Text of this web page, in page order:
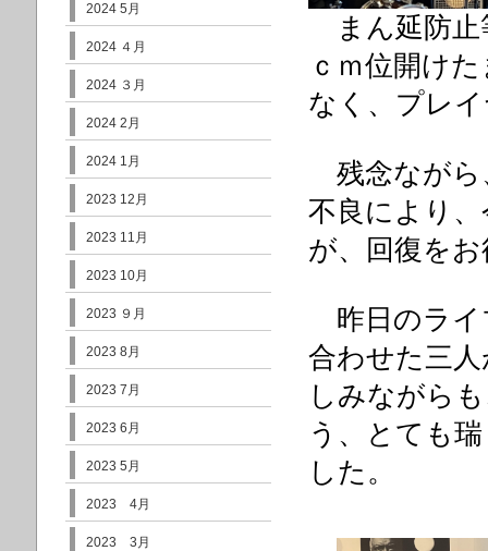
まん延防止
ｃｍ位開け
なく、プレ
残念ながら
不良により
が、回復を
昨日のライ
合わせた三
しみながら
う、
とても
した。
2024 5月
2024 ４月
2024 ３月
2024 2月
2024 1月
2023 12月
2023 11月
2023 10月
2023 ９月
2023 8月
2023 7月
2023 6月
2023 5月
2023 4月
2023 3月